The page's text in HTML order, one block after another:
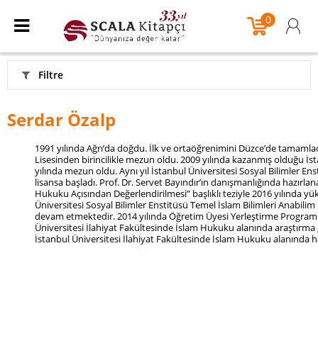
0
Filtre
Serdar Özalp
1991 yılında Ağrı’da doğdu. İlk ve ortaöğrenimini Düzce’de
Lisesinden birincilikle mezun oldu. 2009 yılında kazanmış olduğu
yılında mezun oldu. Aynı yıl İstanbul Üniversitesi Sosyal Bilimler
lisansa başladı. Prof. Dr. Servet Bayındır’ın danışmanlığında
Hukuku Açısından Değerlendirilmesi” başlıklı teziyle 2016 yılında
Üniversitesi Sosyal Bilimler Enstitüsü Temel İslam Bilimleri
devam etmektedir. 2014 yılında Öğretim Üyesi Yerleştirme
Üniversitesi İlahiyat Fakültesinde İslam Hukuku alanında
İstanbul Üniversitesi İlahiyat Fakültesinde İslam Hukuku alanında